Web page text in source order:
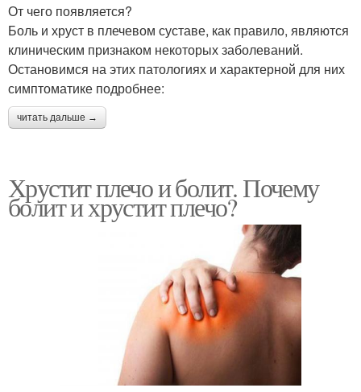
От чего появляется?
Боль и хруст в плечевом суставе, как правило, являются
клиническим признаком некоторых заболеваний.
Остановимся на этих патологиях и характерной для них
симптоматике подробнее:
читать дальше →
Хрустит плечо и болит. Почему
болит и хрустит плечо?